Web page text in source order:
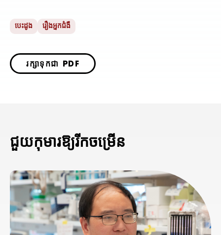
បេះដូង រឿងអ្នកជំងឺ
រក្សាទុកជា PDF
ជួយកុមារឱ្យរីកចម្រើន